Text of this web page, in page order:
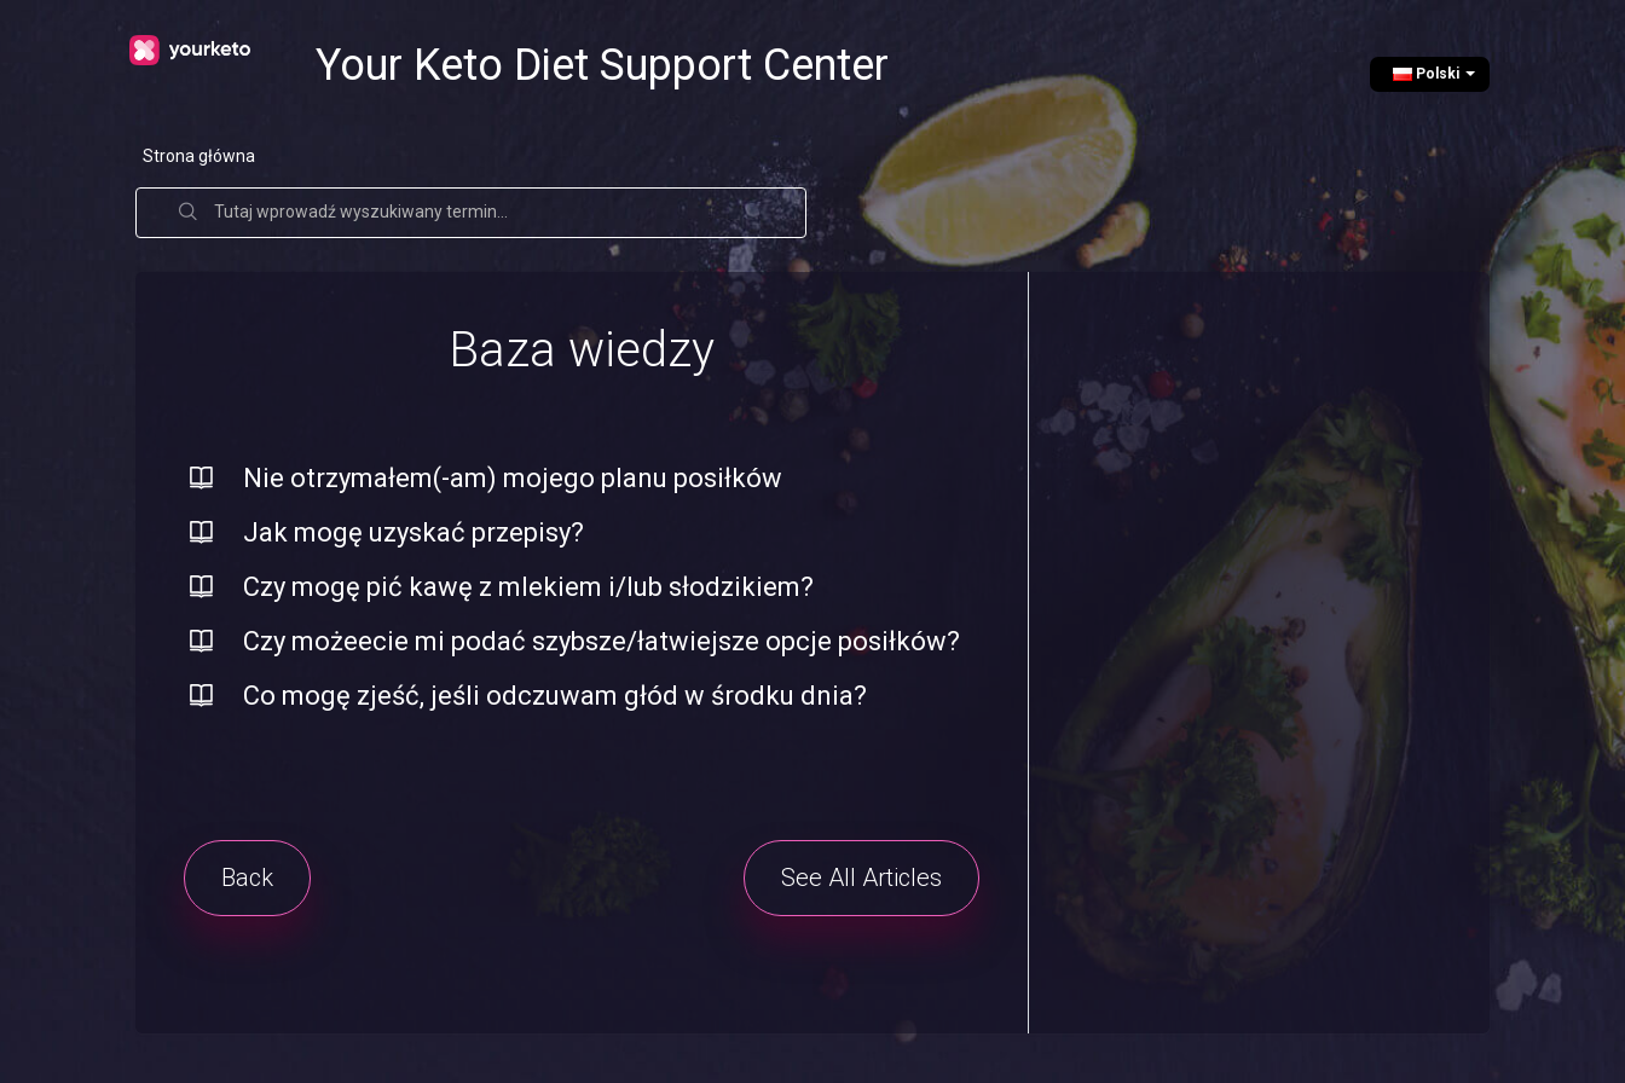
Your Keto Diet Support Center Polski
Strona główna
Baza wiedzy
Nie otrzymałem(-am) mojego planu posiłków
Jak mogę uzyskać przepisy?
Czy mogę pić kawę z mlekiem i/lub słodzikiem?
Czy możeecie mi podać szybsze/łatwiejsze opcje posiłków?
Co mogę zjeść, jeśli odczuwam głód w środku dnia?
Back See All Articles